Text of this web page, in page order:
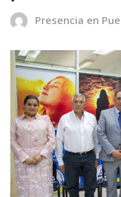
Presencia en